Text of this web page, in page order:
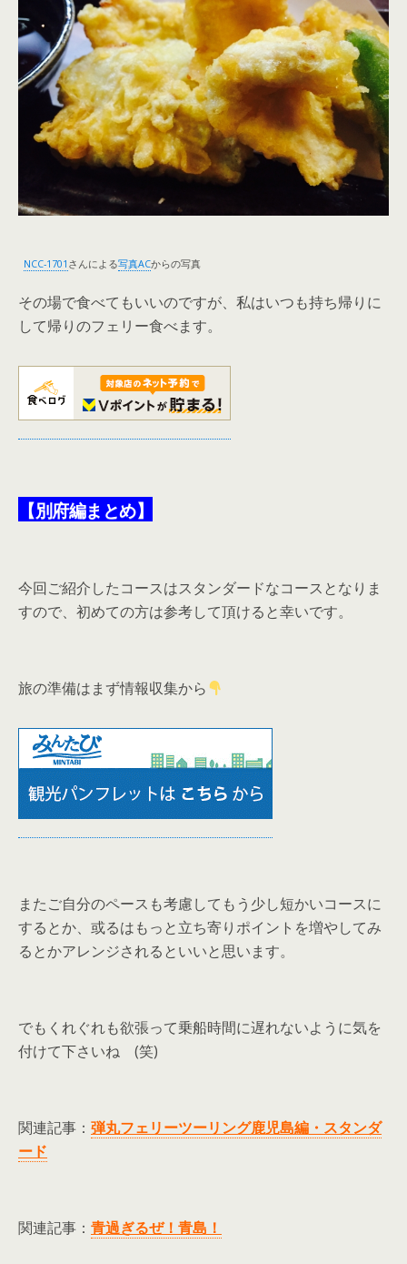
NCC-1701 さんによる写真ACからの写真
その場で食べてもいいのですが、私はいつも持ち帰りに
して帰りのフェリー食べます。
【別府編まとめ】
今回ご紹介したコースはスタンダードなコースとなりま
すので、初めての方は参考して頂けると幸いです。
旅の準備はまず情報収集から
またご自分のペースも考慮してもう少し短かいコースに
するとか、或るはもっと立ち寄りポイントを増やしてみ
るとかアレンジされるといいと思います。
でもくれぐれも欲張って乗船時間に遅れないように気を
付けて下さいね (笑)
関連記事： 弾丸フェリーツーリング鹿児島編・スタンダ
ード
関連記事： 青過ぎるぜ！青島！